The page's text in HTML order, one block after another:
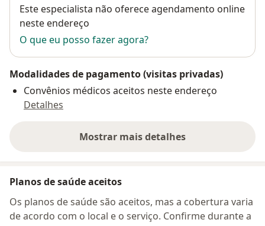
Disponibilidade
Este especialista não oferece agendamento online
neste endereço
O que eu posso fazer agora?
Modalidades de pagamento (visitas privadas)
Convênios médicos aceitos neste endereço
Detalhes
Mostrar mais detalhes
sobre o endereço
Planos de saúde aceitos
Os planos de saúde são aceitos, mas a cobertura varia
de acordo com o local e o serviço. Confirme durante a